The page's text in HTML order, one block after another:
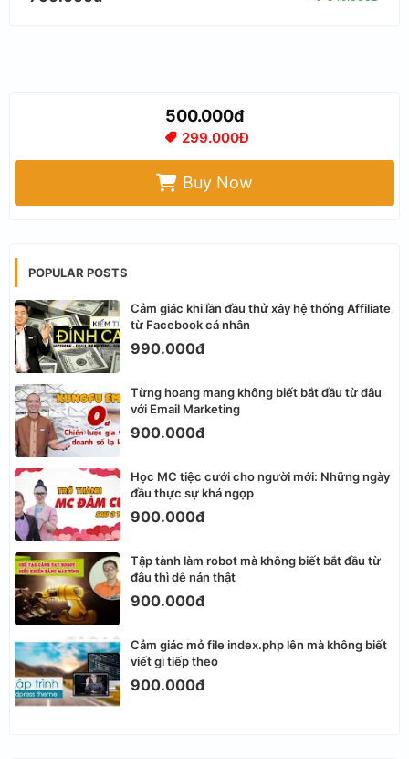
500.000đ
299.000Đ
Buy Now
POPULAR POSTS
Cảm giác khi lần đầu thử xây hệ thống Affiliate
từ Facebook cá nhân
990.000đ
Từng hoang mang không biết bắt đầu từ đâu
với Email Marketing
900.000đ
Học MC tiệc cưới cho người mới: Những ngày
đầu thực sự khá ngợp
900.000đ
Tập tành làm robot mà không biết bắt đầu từ
đâu thì dễ nản thật
900.000đ
Cảm giác mở file index.php lên mà không biết
viết gì tiếp theo
900.000đ